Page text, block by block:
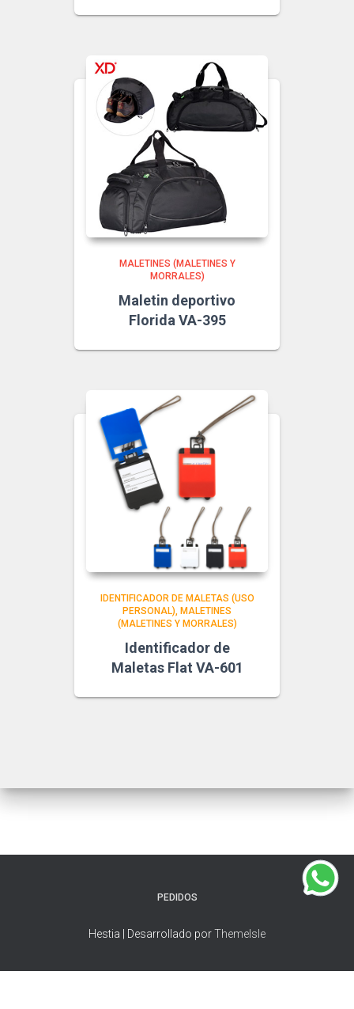
MALETINES (MALETINES Y
MORRALES)
Maletin deportivo
Florida VA-395
IDENTIFICADOR DE MALETAS (USO
PERSONAL) MALETINES
(MALETINES Y MORRALES)
Identificador de
Maletas Flat VA-601
PEDIDOS
Hestia | Desarrollado porThemeIsle